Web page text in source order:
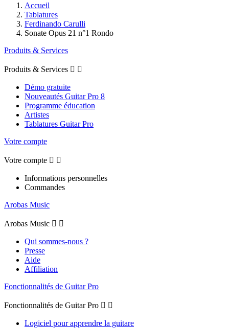
Accueil
Tablatures
Ferdinando Carulli
Sonate Opus 21 n°1 Rondo
Produits & Services
Produits & Services  
Démo gratuite
Nouveautés Guitar Pro 8
Programme éducation
Artistes
Tablatures Guitar Pro
Votre compte
Votre compte  
Informations personnelles
Commandes
Arobas Music
Arobas Music  
Qui sommes-nous ?
Presse
Aide
Affiliation
Fonctionnalités de Guitar Pro
Fonctionnalités de Guitar Pro  
Logiciel pour apprendre la guitare